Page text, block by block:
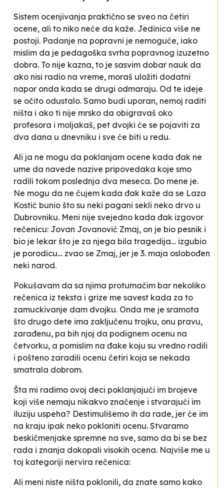
Sistem ocenjivanja praktično se sveo na četiri
ocene, ali to niko neće da kaže. Jedinica više ne
postoji. Padanje na popravni je nemoguće, iako
mislim da je pedagoška svrha popravnog izuzetno
dobra. To nije kazna, to je sasvim dobar nauk da
ako nisi radio na vreme, moraš uložiti dodatni
napor onda kada se drugi odmaraju. Od te ideje
se očito odustalo. Samo budi uporan, nemoj raditi
ništa i ako ti nije mrsko da obigravaš oko
profesora i moljakaš, pet dvojki će se pojaviti za
dva dana u dnevniku i sve će biti u redu.
Ali ja ne mogu da poklanjam ocene kada đak ne
ume da navede nazive pripovedaka koje smo
radili tokom poslednja dva meseca. Do mene je.
Ne mogu da ne čujem kada đak kaže da se Laza
Kostić bunio što su neki pagani sekli neko drvo u
Dubrovniku. Meni nije svejedno kada đak izgovor
rečenicu: Jovan Jovanović Zmaj, on je bio pesnik i
bio je lekar što je za njega bila tragedija… izgubio
je porodicu… zvao se Zmaj, jer je 3. maja oslobođen
neki narod.
Pokušavam da sa njima protumačim bar nekoliko
rečenica iz teksta i grize me savest kada za to
zamuckivanje dam dvojku. Onda me je sramota
što drugo dete ima zaključenu trojku, onu pravu,
zarađenu, pa bih njoj da podignem ocenu na
četvorku, a pomislim na đake koju su vredno radili
i pošteno zaradili ocenu četiri koja se nekada
smatrala dobrom.
Šta mi radimo ovoj deci poklanjajući im brojeve
koji više nemaju nikakvo značenje i stvarajući im
iluziju uspeha? Destimulišemo ih da rade, jer će im
na kraju ipak neko pokloniti ocenu. Stvaramo
beskičmenjake spremne na sve, samo da bi se bez
rada i znanja dokopali visokih ocena. Najviše me u
toj kategoriji nervira rečenica:
Ali meni niste ništa poklonili, da znate samo kako